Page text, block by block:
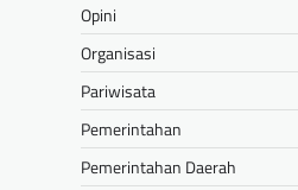
Opini
Organisasi
Pariwisata
Pemerintahan
Pemerintahan Daerah